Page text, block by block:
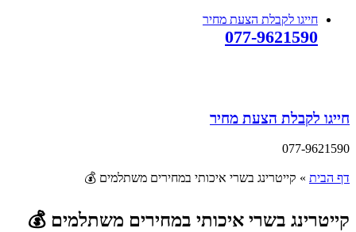
חייגו לקבלת הצעת מחיר
077-9621590
חייגו לקבלת הצעת מחיר
077-9621590
דף הבית » קייטרינג בשרי איכותי במחירים משתלמים 💰
קייטרינג בשרי איכותי במחירים משתלמים 💰